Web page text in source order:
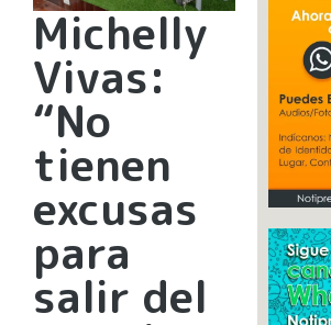
Michelly
Vivas:
“No
tienen
excusas
para
salir del